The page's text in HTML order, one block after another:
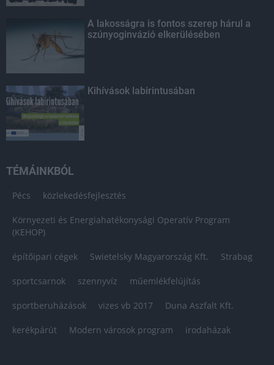
A lakosságra is fontos szerep hárul a
szúnyoginvázió elkerülésében
Kihívások labirintusában
TÉMÁINKBÓL
Pécs közlekedésfejlesztés
Környezeti és Energiahatékonysági Operatív Program
(KEHOP)
építőipari cégek Swietelsky Magyarország Kft. Strabag
sportcsarnok szennyvíz műemlékfelújítás
sportberuházások vizes vb 2017 Duna Aszfalt Kft.
kerékpárút Modern városok program irodaházak